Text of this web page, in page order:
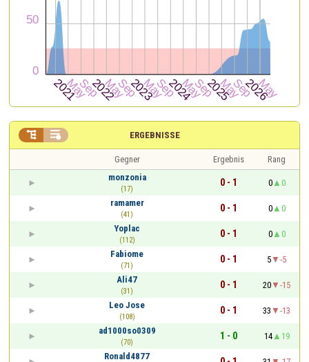
ERGEBNISSE
 
Gegner Ergebnis
Rang
monzonia
(17)
0 - 1 0
0
ramamer
(41)
0 - 1 0
0
Yoplac
(112)
0 - 1 0
0
Fabiome
(71)
0 - 1 5
-5
Ali47
(31)
0 - 1 20
-15
Leo Jose
(108)
0 - 1 33
-13
ad1000so0309
(70)
1 - 0 14
19
Ronald4877